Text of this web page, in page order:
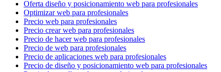
Oferta diseño y posicionamiento web para profesionales
Optimizar web para profesionales
Precio web para profesionales
Precio crear web para profesionales
Precio de hacer web para profesionales
Precio de web para profesionales
Precio de aplicaciones web para profesionales
Precio de diseño y posicionamiento web para profesionales